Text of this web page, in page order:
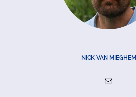
NICK VAN MIEGHEM